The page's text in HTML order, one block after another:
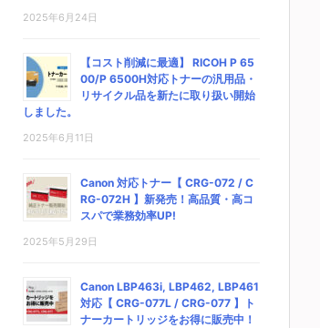
2025年6月24日
【コスト削減に最適】 RICOH P 65
00/P 6500H対応トナーの汎用品・
リサイクル品を新たに取り扱い開始
しました。
2025年6月11日
Canon 対応トナー【 CRG-072 / C
RG-072H 】新発売！高品質・高コ
スパで業務効率UP!
2025年5月29日
Canon LBP463i, LBP462, LBP461
対応【 CRG-077L / CRG-077 】ト
ナーカートリッジをお得に販売中！